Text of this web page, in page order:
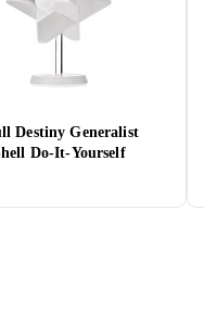
Destiny Generalist
Do-It-Yourself